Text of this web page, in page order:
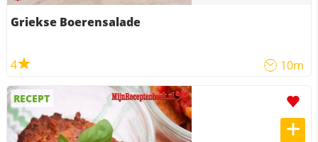
Griekse Boerensalade
4 10m
RECEPT